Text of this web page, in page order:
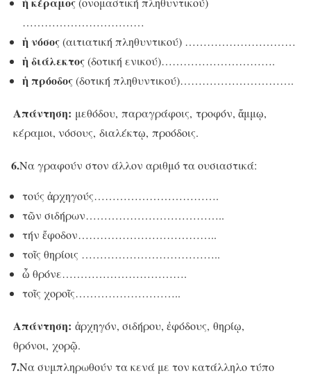
……………………………
ἡ νόσος(αιτιατική πληθυντικού) …………………………
ἡ διάλεκτος(δοτική ενικού)………………………….
ἡ πρόοδος(δοτική πληθυντικού)………………………….
Απάντηση: μεθόδου, παραγράφοις, τροφόν, ἄμμῳ,
κέραμοι, νόσους, διαλέκτῳ, προόδοις.
6.Να γραφούν στον άλλον αριθμό τα ουσιαστικά:
τούς ἀρχηγούς…………………………….
τῶν σιδήρων………………………………..
τήν ἔφοδον………………………………..
τοῖς θηρίοις ………………………………..
ὦ θρόνε…………………………….
τοῖς χοροῖς………………………..
Απάντηση: ἀρχηγόν, σιδήρου, ἐφόδους, θηρίῳ,
θρόνοι, χορῷ.
7.Να συμπληρωθούν τα κενά με τον κατάλληλο τύπο